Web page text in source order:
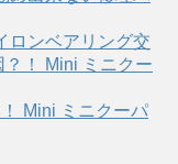
ロンベアリング交
！ Mini ミニクー
Mini ミニクーパ